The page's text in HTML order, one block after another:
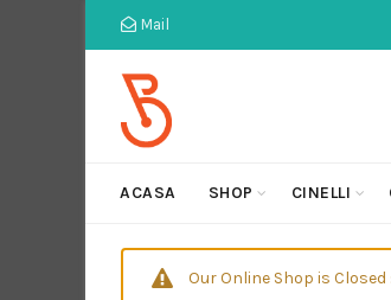
Mail
ACASA SHOP CINELLI
Our Online Shop is Closed